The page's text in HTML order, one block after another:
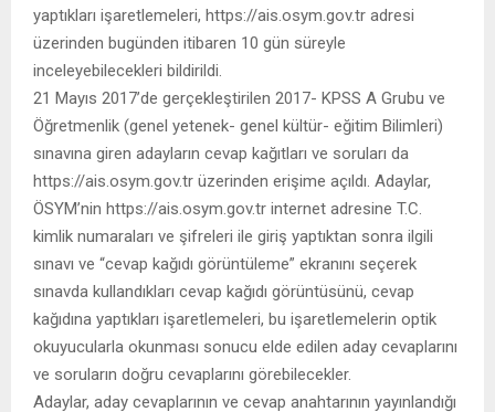
yaptıkları işaretlemeleri, https://ais.osym.gov.tr adresi
üzerinden bugünden itibaren 10 gün süreyle
inceleyebilecekleri bildirildi.
21 Mayıs 2017’de gerçekleştirilen 2017- KPSS A Grubu ve
Öğretmenlik (genel yetenek- genel kültür- eğitim Bilimleri)
sınavına giren adayların cevap kağıtları ve soruları da
https://ais.osym.gov.tr üzerinden erişime açıldı. Adaylar,
ÖSYM’nin https://ais.osym.gov.tr internet adresine T.C.
kimlik numaraları ve şifreleri ile giriş yaptıktan sonra ilgili
sınavı ve “cevap kağıdı görüntüleme” ekranını seçerek
sınavda kullandıkları cevap kağıdı görüntüsünü, cevap
kağıdına yaptıkları işaretlemeleri, bu işaretlemelerin optik
okuyucularla okunması sonucu elde edilen aday cevaplarını
ve soruların doğru cevaplarını görebilecekler.
Adaylar, aday cevaplarının ve cevap anahtarının yayınlandığı